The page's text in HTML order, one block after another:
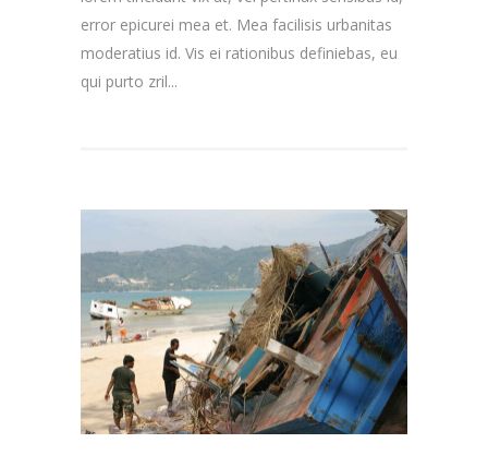
error epicurei mea et. Mea facilisis urbanitas
moderatius id. Vis ei rationibus definiebas, eu
qui purto zril...